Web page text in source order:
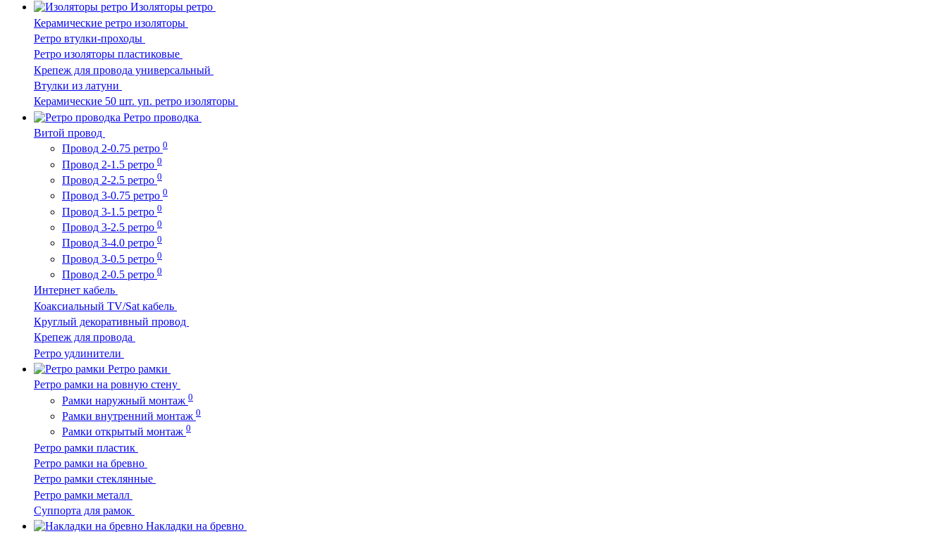
Изоляторы ретро
Керамические ретро изоляторы
Ретро втулки-проходы
Ретро изоляторы пластиковые
Крепеж для провода универсальный
Втулки из латуни
Керамические 50 шт. уп. ретро изоляторы
Ретро проводка
Витой провод
Провод 2-0.75 ретро 0
Провод 2-1.5 ретро 0
Провод 2-2.5 ретро 0
Провод 3-0.75 ретро 0
Провод 3-1.5 ретро 0
Провод 3-2.5 ретро 0
Провод 3-4.0 ретро 0
Провод 3-0.5 ретро 0
Провод 2-0.5 ретро 0
Интернет кабель
Коаксиальный TV/Sat кабель
Круглый декоративный провод
Крепеж для провода
Ретро удлинители
Ретро рамки
Ретро рамки на ровную стену
Рамки наружный монтаж 0
Рамки внутренний монтаж 0
Рамки открытый монтаж 0
Ретро рамки пластик
Ретро рамки на бревно
Ретро рамки стеклянные
Ретро рамки металл
Суппорта для рамок
Накладки на бревно